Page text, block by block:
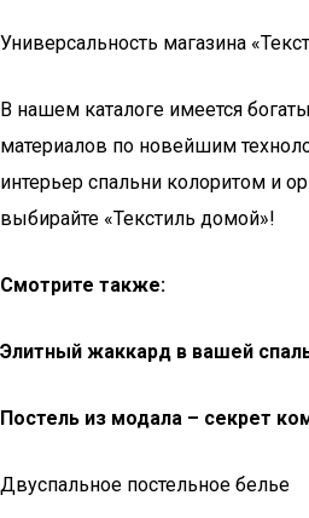
Универсальность магазина
В нашем каталоге имеется
материалов по новейшим
интерьер спальни колоритом и
выбирайте «Текстиль домой»!
Смотрите также:
Элитный жаккард в вашей
Постель из модала – секрет
Двуспальное постельное белье